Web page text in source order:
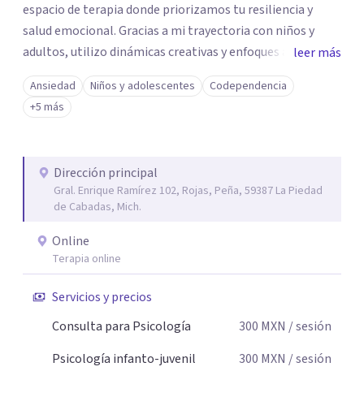
espacio de terapia donde priorizamos tu resiliencia y
salud emocional. Gracias a mi trayectoria con niños y
adultos, utilizo dinámicas creativas y enfoques adaptados
a tus necesidades específicas. Estoy aquí para escucharte
y brindarte las herramientas necesarias para fortalecer
tu paz mental.
leer más
Ansiedad Niños y adolescentes
Codependencia
+5 más
Dirección principal
Gral. Enrique Ramírez 102, Rojas, Peña, 59387 La Piedad
de Cabadas, Mich.
Online
Terapia online
Servicios y precios
Consulta para Psicología
300 MXN / sesión
Psicología infanto-juvenil
300 MXN / sesión